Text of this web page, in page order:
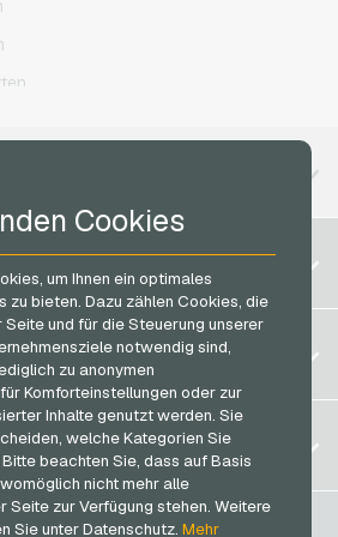
Cookies
um Ihnen ein optimales
zu bieten. Dazu zählen Cookies, die
und für die Steuerung unserer
notwendig sind,
zu anonymen
Komforteinstellungen oder zur
Inhalte genutzt werden. Sie
welche Kategorien Sie
beachten Sie, dass auf Basis
nicht mehr alle
Seite zur Verfügung stehen. Weitere
Sie unter Datenschutz.Mehr